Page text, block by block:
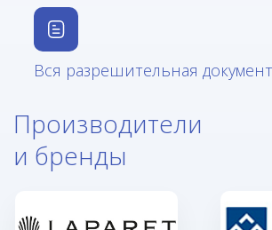
Вся разрешительная
Производители
и бренды